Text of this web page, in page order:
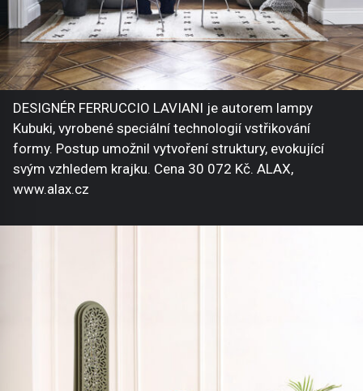
DESIGNÉR FERRUCCIO LAVIANI je autorem lampy
Kubuki, vyrobené speciální technologií vstřikování
formy. Postup umožnil vytvoření struktury, evokující
svým vzhledem krajku. Cena 30 072 Kč. ALAX,
www.alax.cz